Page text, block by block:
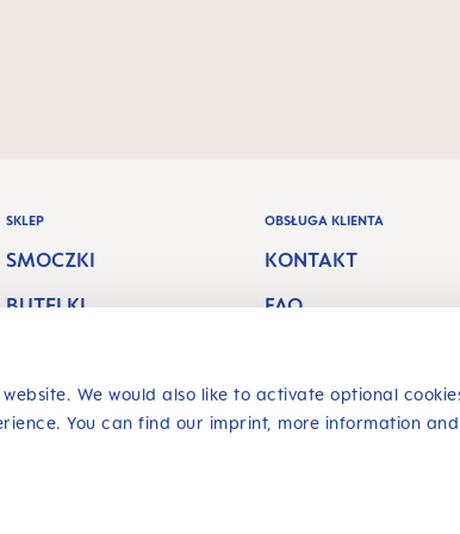
We would also like to activate optional
You can find our imprint, more information
SKLEP
SMOCZKI
BUTELKI
HIGIENA JAMY
USTNEJ & GRYZAKI
OBSŁUGA KLIENTA
KONTAKT
FAQ
PRAWO DO
ZWROTU